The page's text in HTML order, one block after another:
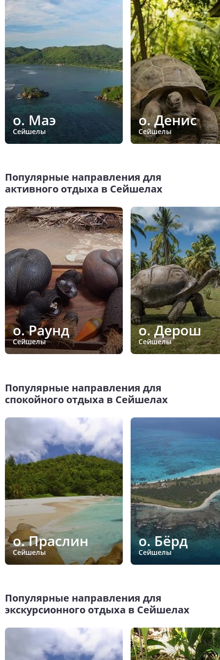
о. Маэ
Сейшелы
о. Денис
Сейшелы
Популярные направления для
активного отдыха в Сейшелах
о. Раунд
Сейшелы
о. Дерош
Сейшелы
Популярные направления для
спокойного отдыха в Сейшелах
о. Праслин
Сейшелы
о. Бёрд
Сейшелы
Популярные направления для
экскурсионного отдыха в Сейшелах